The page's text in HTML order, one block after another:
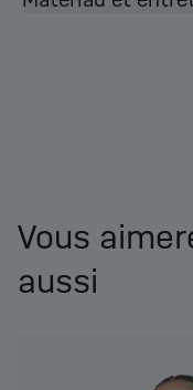
Vous
aussi